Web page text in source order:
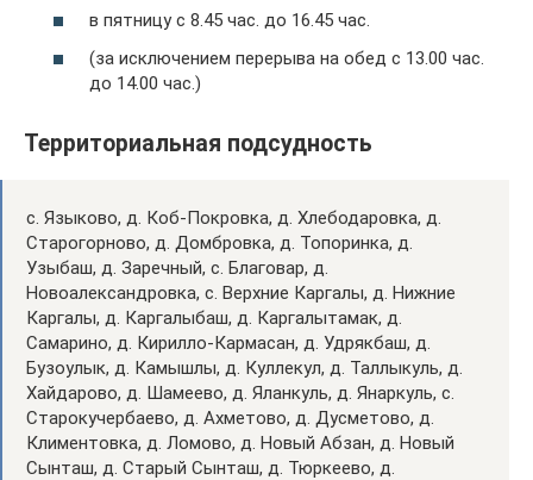
в пятницу с 8.45 час. до 16.45 час.
(за исключением перерыва на обед с 13.00 час.
до 14.00 час.)
Территориальная подсудность
с. Языково, д. Коб-Покровка, д. Хлебодаровка, д.
Старогорново, д. Домбровка, д. Топоринка, д.
Узыбаш, д. Заречный, с. Благовар, д.
Новоалександровка, с. Верхние Каргалы, д. Нижние
Каргалы, д. Каргалыбаш, д. Каргалытамак, д.
Самарино, д. Кирилло-Кармасан, д. Удрякбаш, д.
Бузоулык, д. Камышлы, д. Куллекул, д. Таллыкуль, д.
Хайдарово, д. Шамеево, д. Яланкуль, д. Янаркуль, с.
Старокучербаево, д. Ахметово, д. Дусметово, д.
Климентовка, д. Ломово, д. Новый Абзан, д. Новый
Сынташ, д. Старый Сынташ, д. Тюркеево, д.